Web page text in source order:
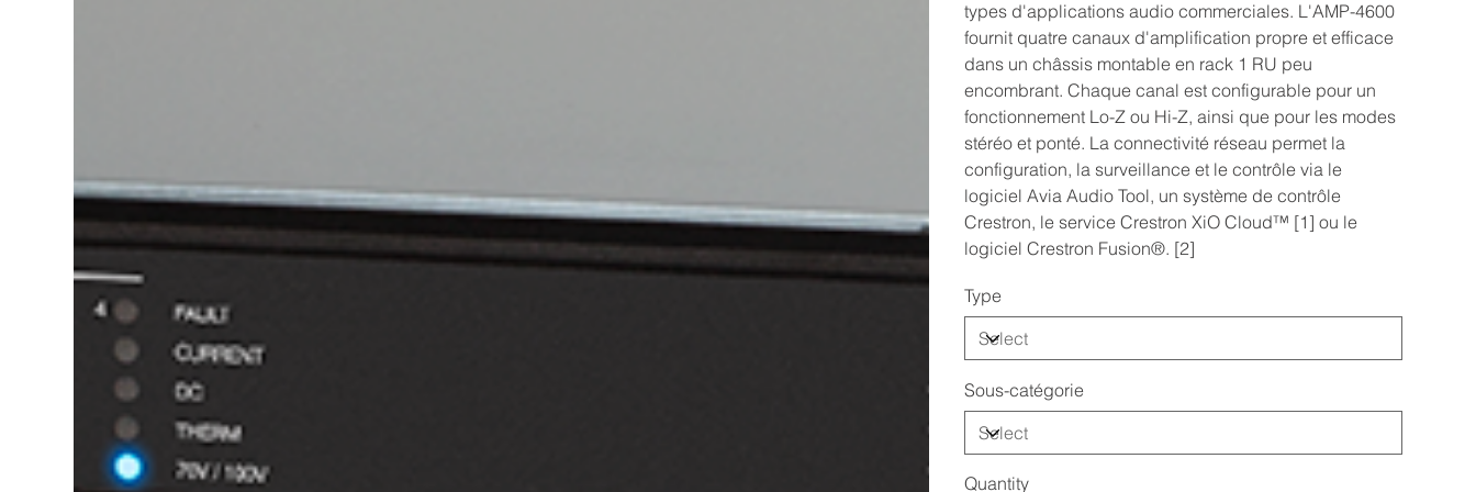
types d'applications audio commerciales. L'AMP-4600
fournit quatre canaux d'amplification propre et efficace
dans un châssis montable en rack 1 RU peu
encombrant. Chaque canal est configurable pour un
fonctionnement Lo-Z ou Hi-Z, ainsi que pour les modes
stéréo et ponté. La connectivité réseau permet la
configuration, la surveillance et le contrôle via le
logiciel Avia Audio Tool, un système de contrôle
Crestron, le service Crestron XiO Cloud™ [1] ou le
logiciel Crestron Fusion®. [2]
Type
Sous-catégorie
Quantity